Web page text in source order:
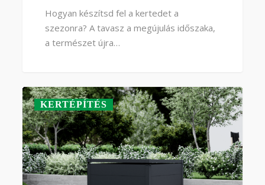
Hogyan készítsd fel a kertedet a
szezonra? A tavasz a megújulás időszaka,
a természet újra…
KERTÉPÍTÉS